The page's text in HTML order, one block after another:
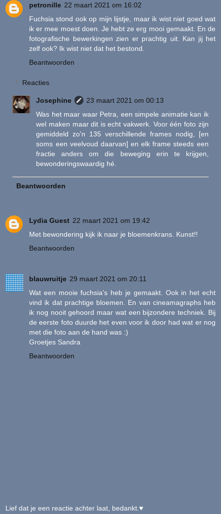
petronille 22 maart 2021 om 16:02
Fuchsia stond ook op mijn lijstje, maar ik wist niet goed wat
ik er mee moest doen. Je hebt ze erg mooi gemaakt. En de
fotografische bewerkingen zien er prachtig uit. Kan jij het
zelf ook? Ik wist niet dat het bestond.
Beantwoorden
Reacties
Josephine
23 maart 2021 om 00:13
Was het maar waar Petra, een simpele animatie kan ik
wel maken maar dit is echt vakwerk. Voor één foto zijn
gemiddeld zo'n 135 verschillende frames nodig, [en
soms een veelvoud daarvan] en elk frame steeds een
fractie anders om die beweging erin te krijgen,
bewonderingswaardig hé.
Beantwoorden
Lydia Guest 22 maart 2021 om 19:42
Met bewondering kijk ik naar je bloemenkrans. Kunst!!
Beantwoorden
blauwruitje 29 maart 2021 om 20:11
Wat een mooie fuchsia's heb je gemaakt. Ook in het echt
vind ik dat prachtige bloemen. En van cineamagraphs heb
ik nog nooit gehoord maar wat een bijzondere techniek. Bij
de eerste foto duurde het even voor ik door had wat er nog
met die foto aan de hand was :)
Groetjes Sandra
Beantwoorden
Lief dat je een reactie achter laat, bedankt.♥